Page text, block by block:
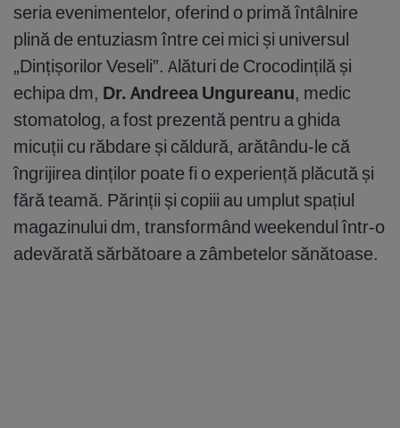
seria evenimentelor, oferind o primă întâlnire
plină de entuziasm între cei mici și universul
„Dințișorilor Veseli”. Alături de Crocodințilă și
echipa dm, Dr. Andreea Ungureanu, medic
stomatolog, a fost prezentă pentru a ghida
micuții cu răbdare și căldură, arătându-le că
îngrijirea dinților poate fi o experiență plăcută și
fără teamă. Părinții și copiii au umplut spațiul
magazinului dm, transformând weekendul într-o
adevărată sărbătoare a zâmbetelor sănătoase.